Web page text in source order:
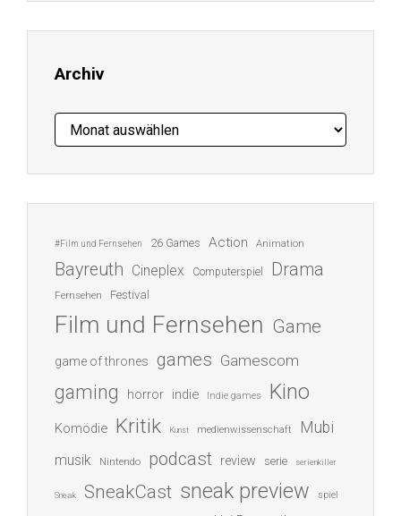
ein ...
Archiv
Archiv
#Film und Fernsehen 26 Games Action Animation
Bayreuth Cineplex Computerspiel Drama
Fernsehen Festival
Film und Fernsehen Game
game of thrones games Gamescom
gaming horror indie Indie games Kino
Komödie Kritik Kunst medienwissenschaft Mubi
musik Nintendo podcast review serie serienkiller
Sneak SneakCast sneak preview spiel